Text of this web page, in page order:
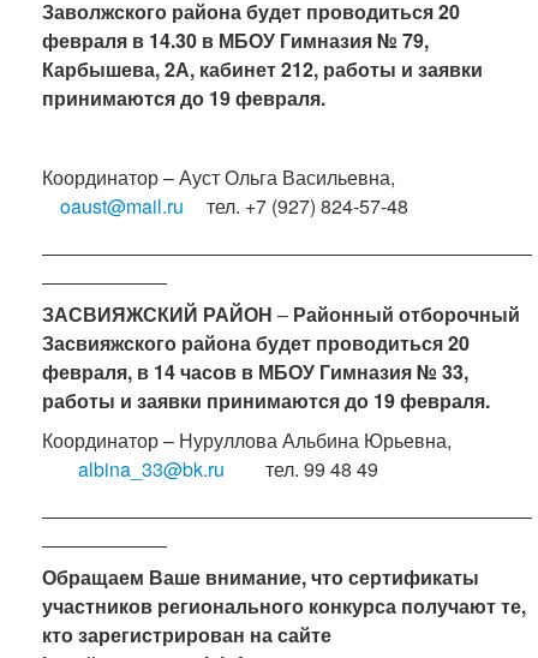
Заволжского района будет проводиться 20
февраля в 14.30 в МБОУ Гимназия № 79,
Карбышева, 2А, кабинет 212, работы и заявки
принимаются до 19февраля.
Координатор – Ауст Ольга Васильевна,
oaust@mail.ru
тел. +7 (927) 824-57-48
ЗАСВИЯЖСКИЙ РАЙОН – Районный отборочный
Засвияжского района будет проводиться 20
февраля, в 14 часов в МБОУ Гимназия № 33,
работы и заявки принимаются до 19февраля.
Координатор – Нуруллова Альбина Юрьевна,
albina_33@bk.ru
тел. 99 48 49
Обращаем Ваше внимание, что сертификаты
участников регионального конкурса получают те,
кто зарегистрирован на сайте